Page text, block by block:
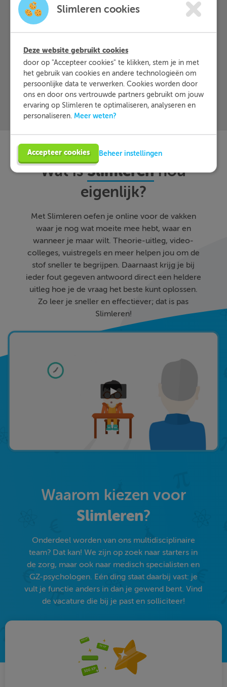
Meer informatie
Probeer nu 1 week gratis
Wat isSlimlerennou
eigenlijk?
Met Slimleren oefen je online voor de vakken
waar je nog wat moeite mee hebt, waar en
wanneer je maar wilt. Theorie-uitleg, video-
colleges, vuistregels en meer helpen jou om de
stof sneller te begrijpen. Daarnaast krijg je bij
ieder fout gegeven antwoord direct een heldere
uitleg hoe je de vraag het beste kunt oplossen.
Zo leer je sneller en effectiever; dat is pas
Slimleren!
Waarom kiezen voor
Slimleren?
Onderdeel worden van ons multidisciplinaire
team? Dat kan! We zijn op zoek naar starters in
de zorg, maar ook naar medisch specialisten en
GZ-psychologen. Eén ding staat daarbij vast: je
vult je functie anders in dan je gewend bent. Vind
de vacature die bij je past en solliciteer!
Slimleren cookies
Deze website gebruikt cookies
door op "Accepteer cookies" te klikken, stem je in met
het gebruik van cookies en andere technologieën om
persoonlijke data te verwerken. Cookies worden door
ons en door ons vertrouwde partners gebruikt om jouw
ervaring op Slimleren te optimaliseren, analyseren en
personaliseren. Meer weten?
Accepteer cookies Beheer instellingen